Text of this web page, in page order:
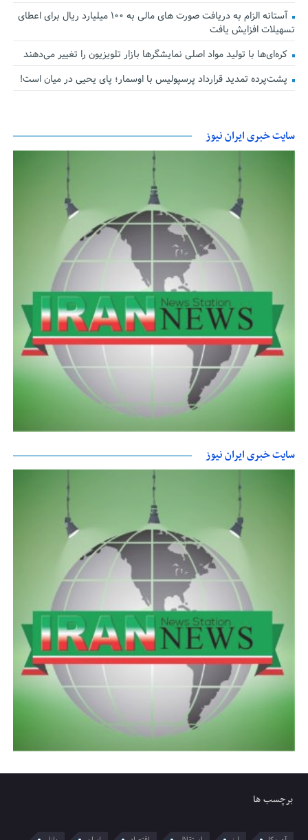
آستانه الزام به دریافت صورت های مالی به ۱۰۰ میلیارد ریال برای اعطای
تسهیلات افزایش یافت
کره‌ای‌ها با تولید مواد اصلی نمایشگرها بازار تلویزیون را تغییر می‌دهند
پشت‌پرده تمدید قرارداد پرسپولیس با اوسمار؛ پای یحیی در میان است!
سایت خبری ایران نیوز
سایت خبری ایران نیوز
برچسب ها